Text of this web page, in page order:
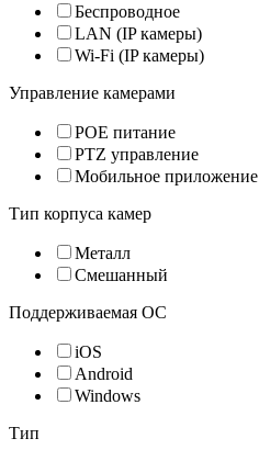
Беспроводное
LAN (IP камеры)
Wi-Fi (IP камеры)
Управление камерами
POE питание
PTZ управление
Мобильное приложение
Тип корпуса камер
Металл
Смешанный
Поддерживаемая ОС
iOS
Android
Windows
Тип